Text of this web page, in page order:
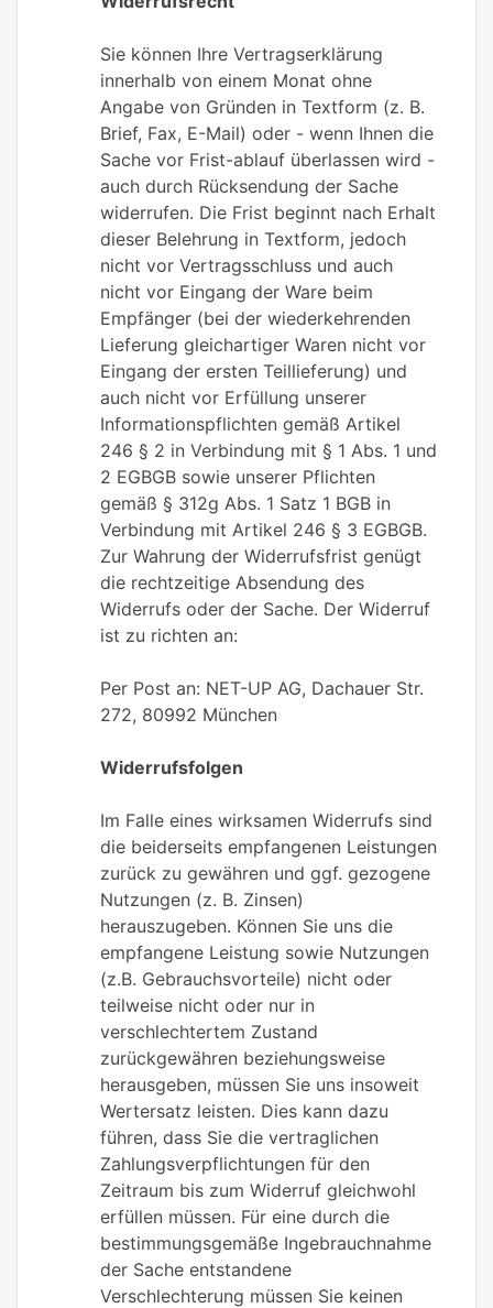
Sie können Ihre Vertragserklärung
innerhalb von einem Monat ohne
Angabe von Gründen in Textform (z. B.
Brief, Fax, E-Mail) oder - wenn Ihnen die
Sache vor Frist-ablauf überlassen wird -
auch durch Rücksendung der Sache
widerrufen. Die Frist beginnt nach Erhalt
dieser Belehrung in Textform, jedoch
nicht vor Vertragsschluss und auch
nicht vor Eingang der Ware beim
Empfänger (bei der wiederkehrenden
Lieferung gleichartiger Waren nicht vor
Eingang der ersten Teillieferung) und
auch nicht vor Erfüllung unserer
Informationspflichten gemäß Artikel
246 § 2 in Verbindung mit § 1 Abs. 1 und
2 EGBGB sowie unserer Pflichten
gemäß § 312g Abs. 1 Satz 1 BGB in
Verbindung mit Artikel 246 § 3 EGBGB.
Zur Wahrung der Widerrufsfrist genügt
die rechtzeitige Absendung des
Widerrufs oder der Sache. Der Widerruf
ist zu richten an:
Per Post an: NET-UP AG, Dachauer Str.
272, 80992 München
Widerrufsfolgen
Im Falle eines wirksamen Widerrufs sind
die beiderseits empfangenen Leistungen
zurück zu gewähren und ggf. gezogene
Nutzungen (z. B. Zinsen)
herauszugeben. Können Sie uns die
empfangene Leistung sowie Nutzungen
(z.B. Gebrauchsvorteile) nicht oder
teilweise nicht oder nur in
verschlechtertem Zustand
zurückgewähren beziehungsweise
herausgeben, müssen Sie uns insoweit
Wertersatz leisten. Dies kann dazu
führen, dass Sie die vertraglichen
Zahlungsverpflichtungen für den
Zeitraum bis zum Widerruf gleichwohl
erfüllen müssen. Für eine durch die
bestimmungsgemäße Ingebrauchnahme
der Sache entstandene
Verschlechterung müssen Sie keinen